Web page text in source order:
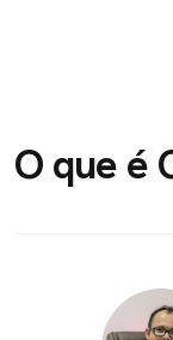
O que é